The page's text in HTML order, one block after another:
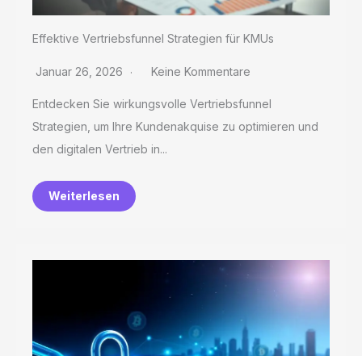
Effektive Vertriebsfunnel Strategien für KMUs
Januar 26, 2026 Keine Kommentare
Entdecken Sie wirkungsvolle Vertriebsfunnel
Strategien, um Ihre Kundenakquise zu optimieren und
den digitalen Vertrieb in...
Weiterlesen